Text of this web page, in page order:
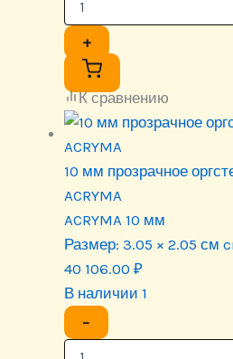
+
К сравнению
10 мм прозрачное
ACRYMA
ACRYMA 10 мм
Размер: 3.05 × 2.05 см
40 106.00 ₽
В наличии 1
−